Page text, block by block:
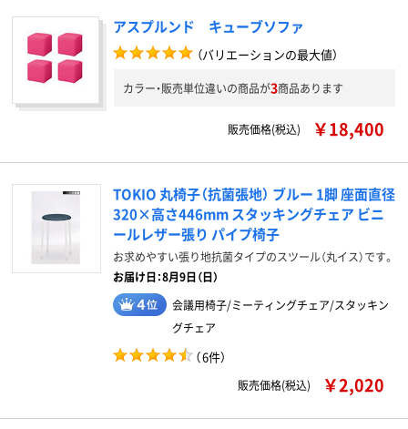
アスプルンド キューブソファ
（バリエーションの最大値）
カラー・販売単位違いの商品が3商品あります
販売価格(税込) ￥18,400
TOKIO 丸椅子（抗菌張地） ブルー 1脚 座面直径
320×高さ446mm スタッキングチェア ビニ
ールレザー張り パイプ椅子
お求めやすい張り地抗菌タイプのスツール（丸イス）です。
お届け日：8月9日（日）
会議用椅子/ミーティングチェア/スタッキン
グチェア
（6件）
販売価格(税込) ￥2,020